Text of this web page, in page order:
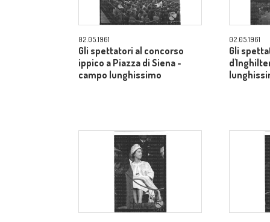
02.05.1961
Gli spettatori al concorso
ippico a Piazza di Siena -
campo lunghissimo
02.05.1961
Gli